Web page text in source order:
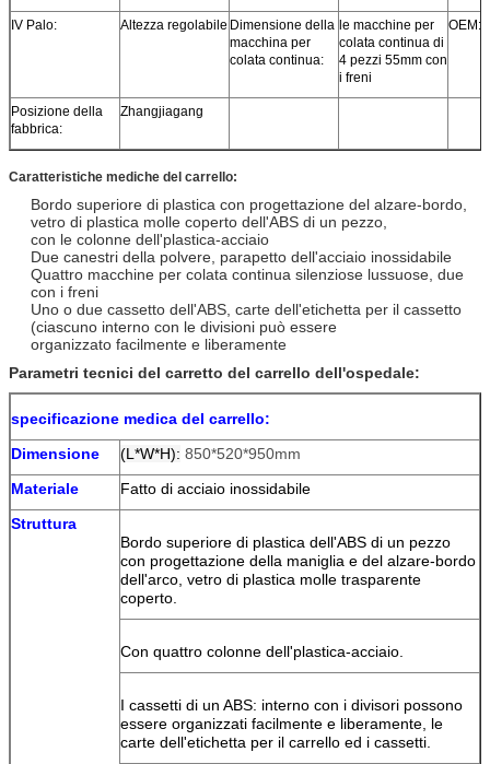
IV Palo: Altezza regolabile Dimensione della
macchina per
colata continua:
le macchine per
colata continua di
4 pezzi 55mm con
i freni
OEM:
Posizione della
fabbrica:
Zhangjiagang
Caratteristiche mediche del carrello:
Bordo superiore di plastica con progettazione del alzare-bordo,
vetro di plastica molle coperto dell'ABS di un pezzo,
con le colonne dell'plastica-acciaio
Due canestri della polvere, parapetto dell'acciaio inossidabile
Quattro macchine per colata continua silenziose lussuose, due
con i freni
Uno o due cassetto dell'ABS, carte dell'etichetta per il cassetto
(ciascuno interno con le divisioni può essere
organizzato facilmente e liberamente
Parametri tecnici del carretto del carrello dell'ospedale:
specificazione medica del carrello:
Dimensione
(L*W*H): 850*520*950mm
Materiale
Fatto di acciaio inossidabile
Struttura
Bordo superiore di plastica dell'ABS di un pezzo
con progettazione della maniglia e del alzare-bordo
dell'arco, vetro di plastica molle trasparente
coperto.
Con quattro colonne dell'plastica-acciaio.
I cassetti di un ABS: interno con i divisori possono
essere organizzati facilmente e liberamente, le
carte dell'etichetta per il carrello ed i cassetti.